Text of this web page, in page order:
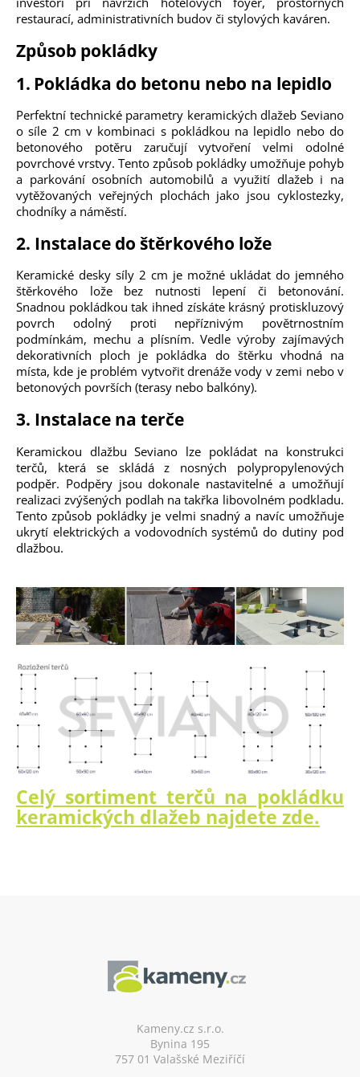
restaurací, administrativních budov či stylových kaváren.
Způsob pokládky
1. Pokládka do betonu nebo na lepidlo
Perfektní technické parametry keramických dlažeb Seviano
o síle 2 cm v kombinaci s pokládkou na lepidlo nebo do
betonového potěru zaručují vytvoření velmi odolné
povrchové vrstvy. Tento způsob pokládky umožňuje pohyb
a parkování osobních automobilů a využití dlažeb i na
vytěžovaných veřejných plochách jako jsou cyklostezky,
chodníky a náměstí.
2. Instalace do štěrkového lože
Keramické desky síly 2 cm je možné ukládat do jemného
štěrkového lože bez nutnosti lepení či betonování.
Snadnou pokládkou tak ihned získáte krásný protiskluzový
povrch odolný proti nepříznivým povětrnostním
podmínkám, mechu a plísním. Vedle výroby zajímavých
dekorativních ploch je pokládka do štěrku vhodná na
místa, kde je problém vytvořit drenáže vody v zemi nebo v
betonových površích (terasy nebo balkóny).
3. Instalace na terče
Keramickou dlažbu Seviano lze pokládat na konstrukci
terčů, která se skládá z nosných polypropylenových
podpěr. Podpěry jsou dokonale nastavitelné a umožňují
realizaci zvýšených podlah na takřka libovolném podkladu.
Tento způsob pokládky je velmi snadný a navíc umožňuje
ukrytí elektrických a vodovodních systémů do dutiny pod
dlažbou.
Celý sortiment terčů na pokládku
keramických dlažeb najdete zde.
Kameny.cz s.r.o.
Bynina 195
757 01 Valašské Meziříčí